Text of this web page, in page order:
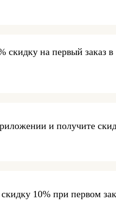
скидку на первый заказ в
и получите
10% при первом